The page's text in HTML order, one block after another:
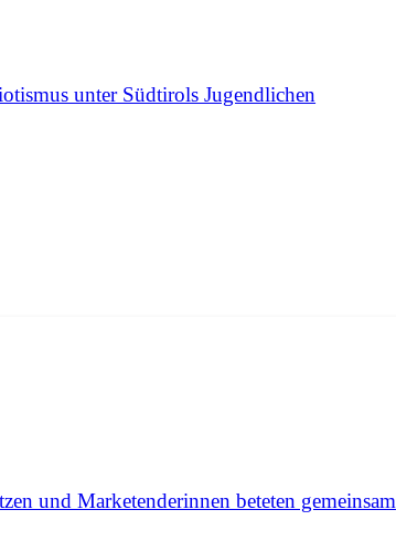
unter Südtirols Jugendlichen
und Marketenderinnen beteten gemeinsam